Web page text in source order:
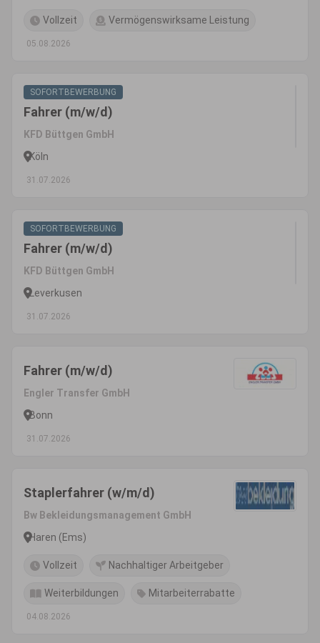
Vollzeit Vermögenswirksame Leistung
05.08.2026
SOFORTBEWERBUNG
Fahrer (m/w/d)
KFD Büttgen GmbH
Köln
31.07.2026
SOFORTBEWERBUNG
Fahrer (m/w/d)
KFD Büttgen GmbH
Leverkusen
31.07.2026
Fahrer (m/w/d)
Engler Transfer GmbH
Bonn
31.07.2026
Staplerfahrer (w/m/d)
Bw Bekleidungsmanagement GmbH
Haren (Ems)
Vollzeit Nachhaltiger Arbeitgeber
Weiterbildungen Mitarbeiterrabatte
04.08.2026